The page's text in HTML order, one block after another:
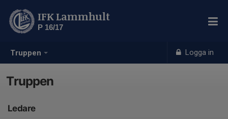
Truppen Logga in
IFK Lammhult
P 16/17
Truppen
Ledare